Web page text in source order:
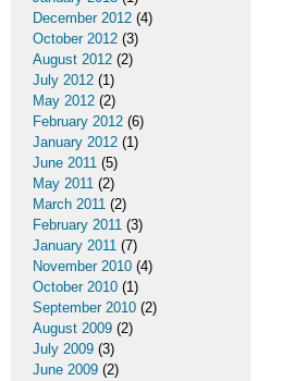
December 2012 (4)
October 2012 (3)
August 2012 (2)
July 2012 (1)
May 2012 (2)
February 2012 (6)
January 2012 (1)
June 2011 (5)
May 2011 (2)
March 2011 (2)
February 2011 (3)
January 2011 (7)
November 2010 (4)
October 2010 (1)
September 2010 (2)
August 2009 (2)
July 2009 (3)
June 2009 (2)